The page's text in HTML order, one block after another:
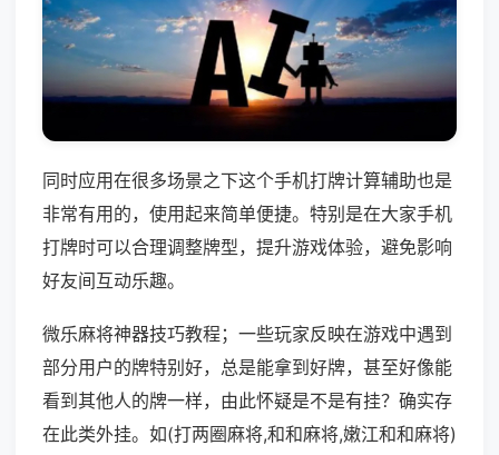
同时应用在很多场景之下这个手机打牌计算辅助也是
非常有用的，使用起来简单便捷。特别是在大家手机
打牌时可以合理调整牌型，提升游戏体验，避免影响
好友间互动乐趣。
微乐麻将神器技巧教程；一些玩家反映在游戏中遇到
部分用户的牌特别好，总是能拿到好牌，甚至好像能
看到其他人的牌一样，由此怀疑是不是有挂？确实存
在此类外挂。如(打两圈麻将,和和麻将,嫩江和和麻将)